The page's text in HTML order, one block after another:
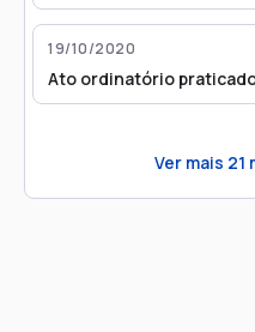
19/10/2020
Ato ordinatório
Ver mais 21